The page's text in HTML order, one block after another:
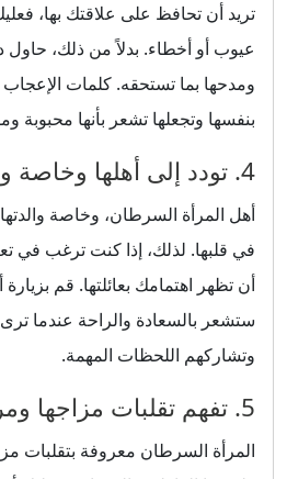
تريد أن تحافظ على علاقتك بها،
عيوب أو أخطاء. بدلاً من ذلك، حاول
ومدحها بما تستحقه. كلمات
بنفسها وتجعلها تشعر بأنها محبوبة
4. تودد إلى أهلها وخاصة والدتها
أهل المرأة السرطان، وخاصة
في قلبها. لذلك، إذا كنت ترغب في
أن تظهر اهتمامك بعائلتها. قم بزيارة
ستشعر بالسعادة والراحة عندما ترى
وتشاركهم اللحظات المهمة.
5. تفهم تقلبات مزاجها ومراعاة حساسيتها
المرأة السرطان معروفة بتقلبات